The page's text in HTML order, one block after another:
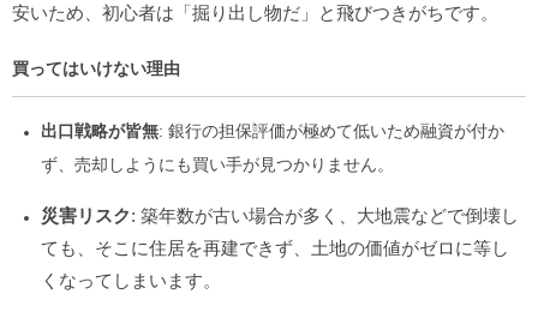
安いため、初心者は「掘り出し物だ」と飛びつきがちです。
買ってはいけない理由
出口戦略が皆無: 銀行の担保評価が極めて低いため融資が付か
ず、売却しようにも買い手が見つかりません。
災害リスク: 築年数が古い場合が多く、大地震などで倒壊し
ても、そこに住居を再建できず、土地の価値がゼロに等し
くなってしまいます。